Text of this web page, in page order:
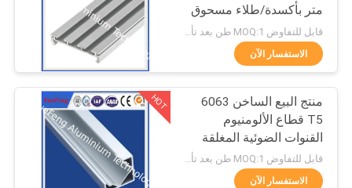
أخبار
اطلب
عرض
أسعار
الملفات الصناعية
464
متر بأكسدة/طلاء مسحوق
أنبوب/قناة ألومنيوم على
شكل حرف U
الاستفسار الآن
HOT
منتج البيع الساخن 6063
T5 قطاع الألومنيوم
القنوات الضوئية المغلقة
المقصورة الألومنيوم
قابل للتفاوض MOQ:1 طن بعد تأكيد العينات
الاستفسار الآن